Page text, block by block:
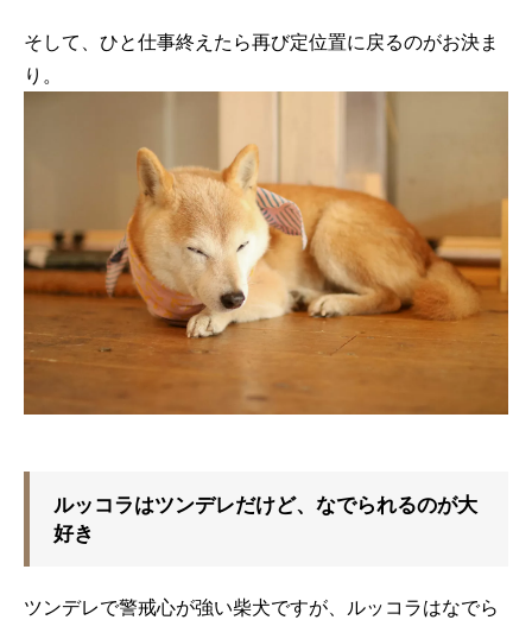
そして、ひと仕事終えたら再び定位置に戻るのがお決ま
り。
ルッコラはツンデレだけど、なでられるのが大
好き
ツンデレで警戒心が強い柴犬ですが、ルッコラはなでら